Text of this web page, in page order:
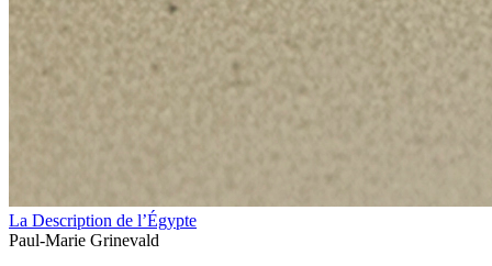
La Description de l’Égypte
Paul-Marie Grinevald